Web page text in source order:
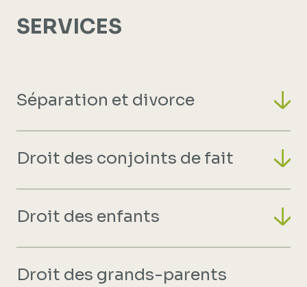
SERVICES
Séparation et divorce
Droit des conjoints de fait
Droit des enfants
Droit des grands-parents